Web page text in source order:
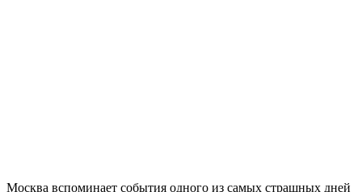
Москва вспоминает события одного из самых страшных дней